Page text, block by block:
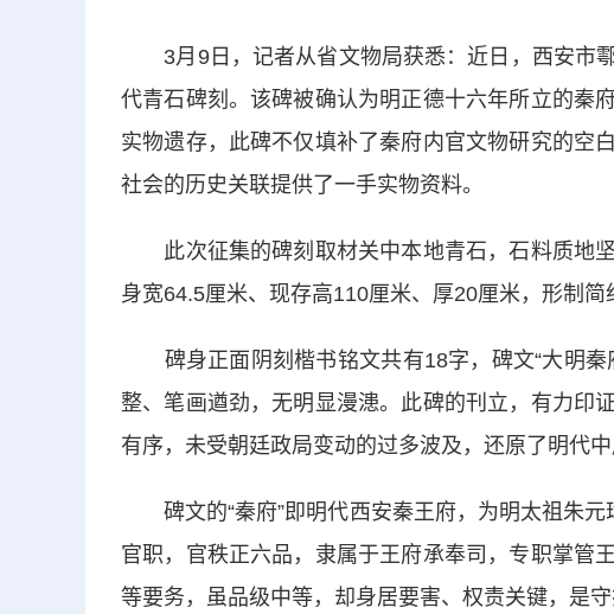
3月9日，记者从省文物局获悉：近日，西安市
代青石碑刻。该碑被确认为明正德十六年所立的秦
实物遗存，此碑不仅填补了秦府内官文物研究的空
社会的历史关联提供了一手实物资料。
此次征集的碑刻取材关中本地青石，石料质地
身宽64.5厘米、现存高110厘米、厚20厘米，形制
碑身正面阴刻楷书铭文共有18字，碑文“大明秦
整、笔画遒劲，无明显漫漶。此碑的刊立，有力印
有序，未受朝廷政局变动的过多波及，还原了明代
碑文的“秦府”即明代西安秦王府，为明太祖朱元
官职，官秩正六品，隶属于王府承奉司，专职掌管
等要务，虽品级中等，却身居要害、权责关键，是守